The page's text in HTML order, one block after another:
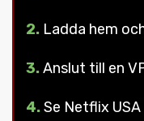
2. Ladda hem
3.Anslut till en
4.Se Netflix USA